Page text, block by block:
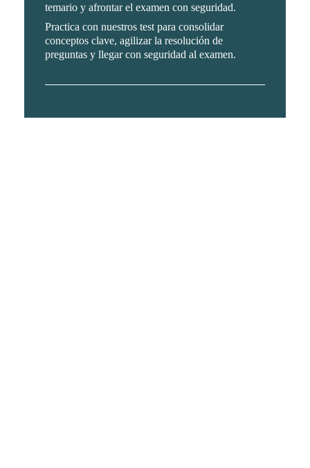
temario y afrontar el examen con seguridad.
Practica con nuestros test para consolidar
conceptos clave, agilizar la resolución de
preguntas y llegar con seguridad al examen.